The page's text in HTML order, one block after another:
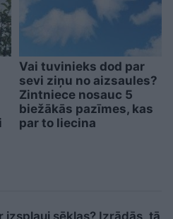
Vai tuvinieks dod par
sevi ziņu no aizsaules?
Zintniece nosauc 5
biežākās pazīmes, kas
par to liecina